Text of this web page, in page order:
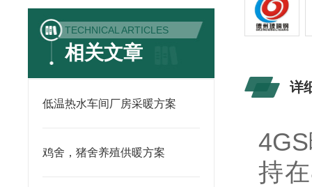
TECHNICAL ARTICLES
相关文章
低温热水车间厂房采暖方案
鸡舍，猪舍养殖供暖方案
详
持